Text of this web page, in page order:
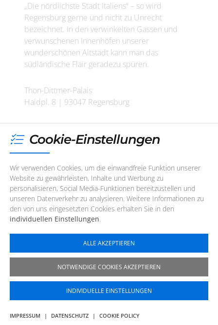
„Die nördlichste Stadt Italiens“ – so wird
Regensburg gerne und nicht zu Unrecht
bezeichnet. In den verwinkelten Gassen und
verwunschenen Innenhöfen unserer
wunderschönen Altstadt kann man das
südländische Flair geradezu spüren.
Thon-Dittmer-Palais
Haidpl. 8 | 93047 Regensburg
WERBUNG
12. August 2026, 19:00
Testament präsentieren mit Titans Of Creation ihr
dreizehntes Studioalbum und liefern modernen
Thrash Metal auf höchstem Niveau.
Cookie-Einstellungen
Wir verwenden Cookies, um die einwandfreie Funktion unserer
Website zu gewährleisten, Inhalte und Werbung zu
personalisieren, Social Media-Funktionen bereitzustellen und
unseren Datenverkehr zu analysieren. Weitere Informationen zu
den von uns eingesetzten Cookies erhalten Sie in den
individuellen Einstellungen.
ALLE AKZEPTIEREN
NOTWENDIGE COOKIES AKZEPTIEREN
IMPRESSUM | DATENSCHUTZ | COOKIE POLICY
INDIVIDUELLE EINSTELLUNGEN